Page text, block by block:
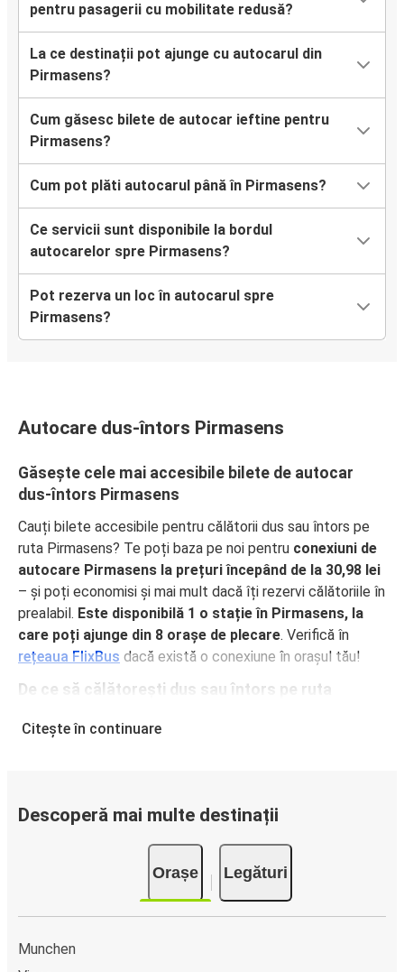
pentru pasagerii cu mobilitate redusă?
La ce destinații pot ajunge cu autocarul din
Pirmasens?
Cum găsesc bilete de autocar ieftine pentru
Pirmasens?
Cum pot plăti autocarul până în Pirmasens?
Ce servicii sunt disponibile la bordul
autocarelor spre Pirmasens?
Pot rezerva un loc în autocarul spre
Pirmasens?
Autocare dus-întors Pirmasens
Găsește cele mai accesibile bilete de autocar
dus-întors Pirmasens
Cauți bilete accesibile pentru călătorii dus sau întors pe
ruta Pirmasens? Te poți baza pe noi pentru conexiuni de
autocare Pirmasens la prețuri începând de la 30,98 lei
– și poți economisi și mai mult dacă îți rezervi călătoriile în
prealabil. Este disponibilă 1 o stație în Pirmasens, la
care poți ajunge din 8 orașe de plecare. Verifică în
rețeaua FlixBus dacă există o conexiune în orașul tău!
De ce să călătorești dus sau întors pe ruta
FlixBus oferă servicii confortabile la prețuri accesibile,
ruta Pirmasens, grație dotărilor noastre precum Wi-Fi
gratuit și prize electrice la bordul autocarelor. Alege locul
preferat la efectuarea rezervării și călătorește relaxat,
având bagajul de mână și cel de cală incluse în bilet.
Cum să îți rezervi biletul de autocar pentru
Citește în continuare
Descoperă mai multe destinații
Orașe Legături
Munchen